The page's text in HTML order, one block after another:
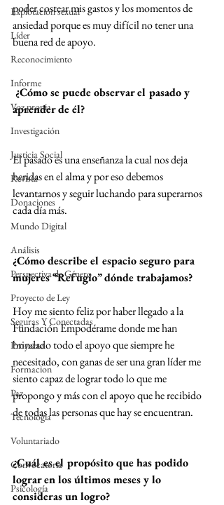
Explotación sexual
Líder
Reconocimiento
Informe
Voz propia
Investigación
Justicia Social
Revista
Donaciones
Mundo Digital
Análisis
Perspectiva de Género
Proyecto de Ley
Seguras Y Conectadas
Proyecto
Formacion
Paz
Tecnología
Voluntariado
Convocatoria
Psicología
poder costear mis gastos y los momentos de
ansiedad porque es muy difícil no tener una
buena red de apoyo.
aprender de él?
El pasado es una enseñanza la cual nos deja
heridas en el alma y por eso debemos
levantarnos y seguir luchando para superarnos
cada día más.
¿Cómo describe el espacio seguro para
mujeres “Refugio” dónde trabajamos?
Hoy me siento feliz por haber llegado a la
Fundación Empodérame donde me han
brindado todo el apoyo que siempre he
necesitado, con ganas de ser una gran líder me
siento capaz de lograr todo lo que me
propongo y más con el apoyo que he recibido
de todas las personas que hay se encuentran.
¿Cuál es el propósito que has podido
lograr en los últimos meses y lo
consideras un logro?